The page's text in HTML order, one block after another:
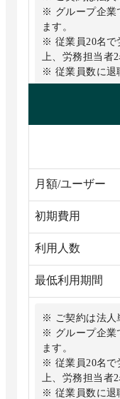
※ グループ企業
ます。
※ 従業員20名で
上、労務担当者
※ 従業員数に退
月額/ユーザー
初期費用
利用人数
最低利用期間
※ ご契約は法人
※ グループ企業
ます。
※ 従業員20名で
上、労務担当者
※ 従業員数に退